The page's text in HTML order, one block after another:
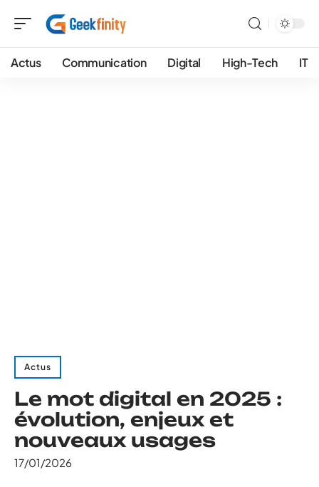
Actus Communication Digital High-Tech IT
Actus
Le mot digital en 2025 :
évolution, enjeux et
nouveaux usages
17/01/2026